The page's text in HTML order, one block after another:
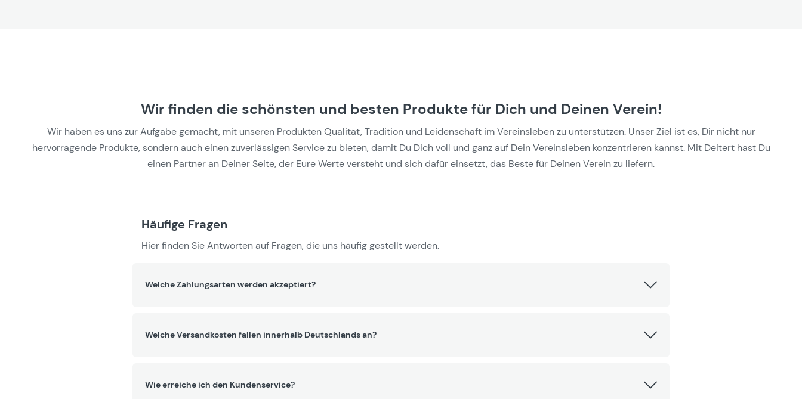
Wir finden die schönsten und besten Produkte für Dich und Deinen Verein!
Wir haben es uns zur Aufgabe gemacht, mit unseren Produkten Qualität, Tradition und Leidenschaft im Vereinsleben zu unterstützen. Unser Ziel ist es, Dir nicht nur
hervorragende Produkte, sondern auch einen zuverlässigen Service zu bieten, damit Du Dich voll und ganz auf Dein Vereinsleben konzentrieren kannst. Mit Deitert hast Du
einen Partner an Deiner Seite, der Eure Werte versteht und sich dafür einsetzt, das Beste für Deinen Verein zu liefern.
Häufige Fragen
Hier finden Sie Antworten auf Fragen, die uns häufig gestellt werden.
Welche Zahlungsarten werden akzeptiert?
Welche Versandkosten fallen innerhalb Deutschlands an?
Wie erreiche ich den Kundenservice?